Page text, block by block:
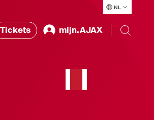
NL
Tickets mijn.AJAX